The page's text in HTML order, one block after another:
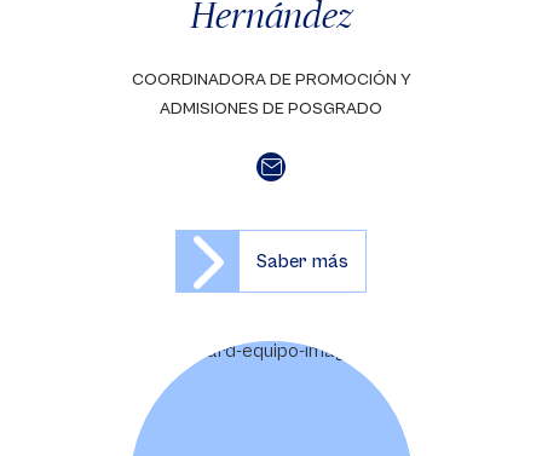
Hernández
COORDINADORA DE PROMOCIÓN Y
ADMISIONES DE POSGRADO
Saber más